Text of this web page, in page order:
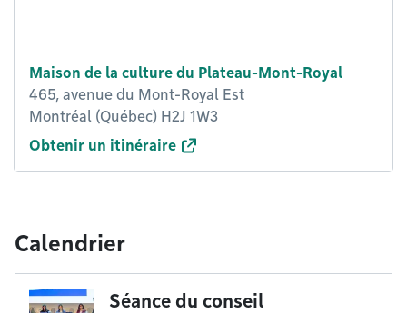
Maison de la culture du Plateau-Mont-Royal
465, avenue du Mont-Royal Est
Montréal (Québec) H2J 1W3
Obtenir un itinéraire
Calendrier
Séance du conseil